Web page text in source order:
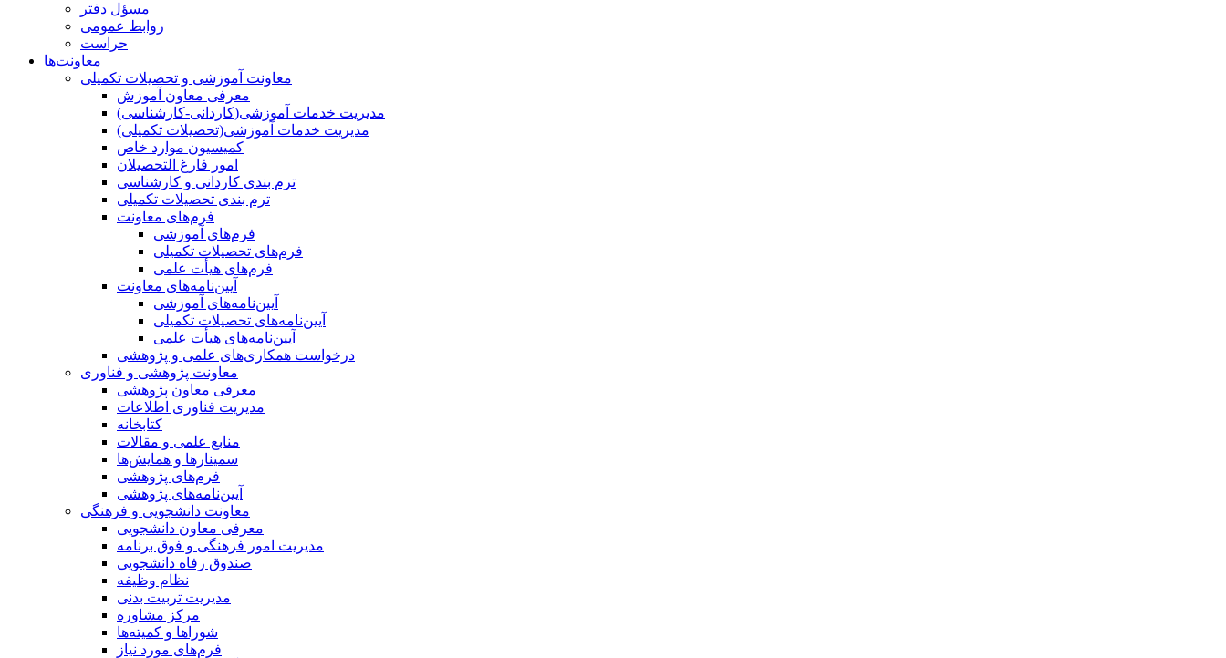
مسؤل دفتر
روابط عمومی
حراست
معاونت‌ها
معاونت آموزشی و تحصیلات تکمیلی
معرفی معاون آموزش
مدیریت خدمات آموزشی(کاردانی-کارشناسی)
مدیریت خدمات آموزشی(تحصیلات تکمیلی)
کمیسیون موارد خاص
امور فارغ التحصیلان
ترم بندی کاردانی و کارشناسی
ترم بندی تحصیلات تکمیلی
فرم‌های معاونت
فرم‌های آموزشی
فرم‌های تحصیلات تکمیلی
فرم‌های هیأت علمی
آیین‌نامه‌های معاونت
آیین‌نامه‌های آموزشی
آیین‌نامه‌های تحصیلات تکمیلی
آیین‌نامه‌های هیأت علمی
درخواست همکاری‌های علمی و پژوهشی
معاونت پژوهشی و فناوری
معرفی معاون پژوهشی
مدیریت فناوری اطلاعات
کتابخانه
منابع علمی و مقالات
سمینارها و همایش‌ها
فرم‌های پژوهشی
آیین‌نامه‌های پژوهشی
معاونت دانشجویی و فرهنگی
معرفی معاون دانشجویی
مدیریت امور فرهنگی و فوق برنامه
صندوق رفاه دانشجویی
نظام وظیفه
مدیریت تربیت بدنی
مرکز مشاوره
شوراها و کمیته‌ها
فرم‌های مورد نیاز